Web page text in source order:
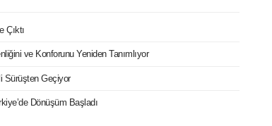
Çıktı
ve Konforunu Yeniden Tanımlıyor
Sürüşten Geçiyor
Dönüşüm Başladı